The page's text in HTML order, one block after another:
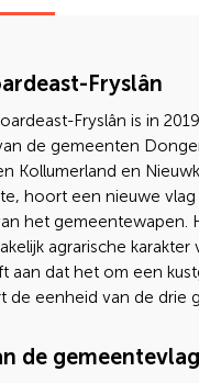
Fryslân
Fryslân is in
de gemeenten
Kollumerland en
hoort een nieuwe vlag
het gemeentewapen.
agrarische karakter
aan dat het om een
de eenheid van de drie
de gemeentevlag